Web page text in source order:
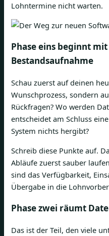
Lohntermine nicht warten.
Phase eins beginnt
Bestandsaufnahme
Schau zuerst auf deinen
Wunschprozess, sondern
Rückfragen? Wo werden
entscheidet am Schluss
System nichts hergibt?
Schreib diese Punkte auf.
Abläufe zuerst sauber
sind das Verfügbarkeit,
Übergabe in die
Phase zwei räumt
Das ist der Teil, den viele